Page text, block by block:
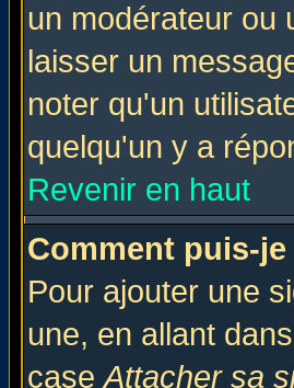
un modérateur ou
laisser un
noter qu'un
quelqu'un y a
Revenir en haut
Comment puis-
Pour ajouter une
une, en allant
caseAttacher sa